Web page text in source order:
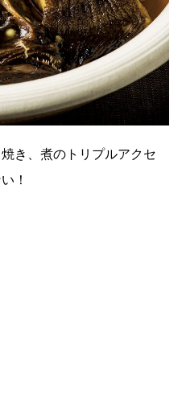
き、煮のトリプルアクセ
！